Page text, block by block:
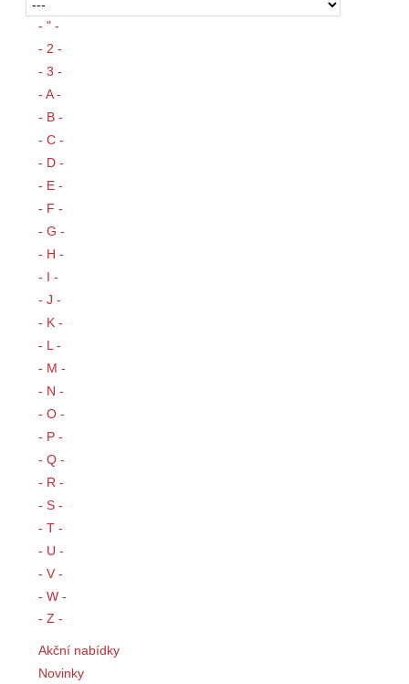
- " -
- 2 -
- 3 -
- A -
- B -
- C -
- D -
- E -
- F -
- G -
- H -
- I -
- J -
- K -
- L -
- M -
- N -
- O -
- P -
- Q -
- R -
- S -
- T -
- U -
- V -
- W -
- Z -
Akční nabídky
Novinky